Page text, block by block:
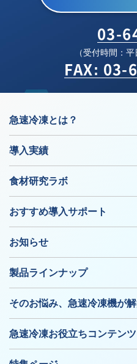
03-
（受付時間：
FAX: 03-
急速冷凍とは？
導入実績
食材研究ラボ
おすすめ導入サポート
お知らせ
製品ラインナップ
そのお悩み、急速冷凍機が解
急速冷凍お役立ちコンテンツ